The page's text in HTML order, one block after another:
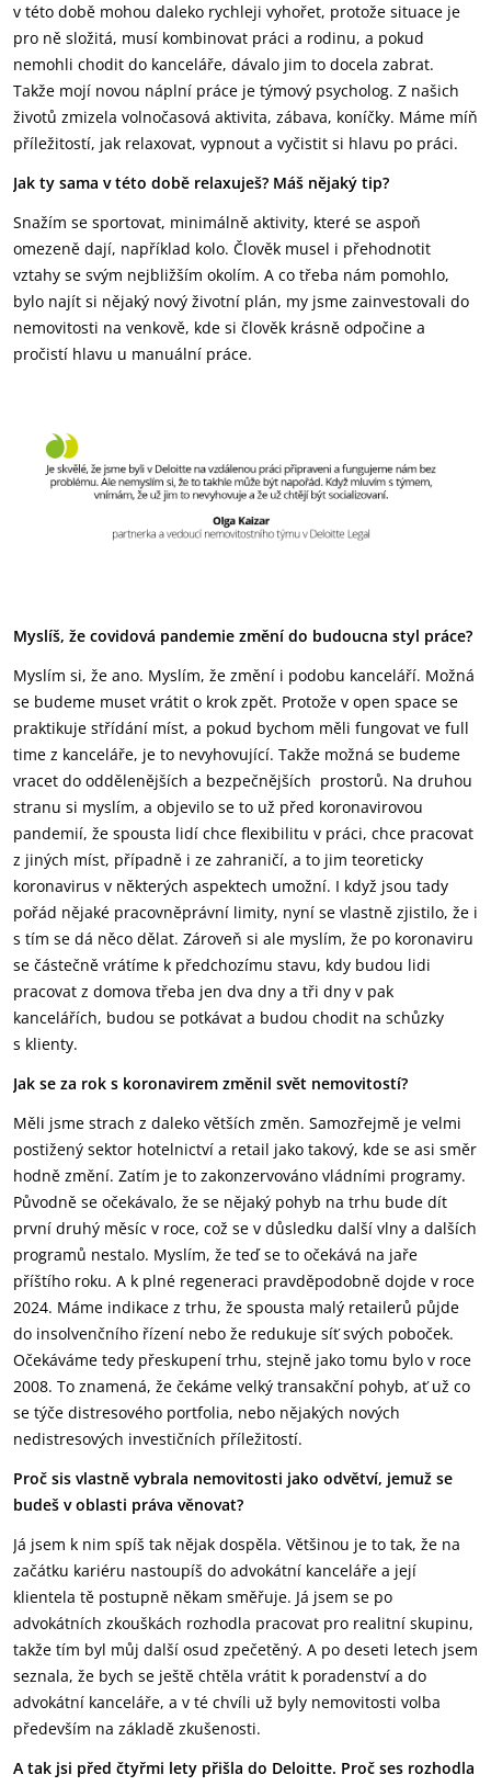
v této době mohou daleko rychleji vyhořet, protože situace je
pro ně složitá, musí kombinovat práci a rodinu, a pokud
nemohli chodit do kanceláře, dávalo jim to docela zabrat.
Takže mojí novou náplní práce je týmový psycholog. Z našich
životů zmizela volnočasová aktivita, zábava, koníčky. Máme míň
příležitostí, jak relaxovat, vypnout a vyčistit si hlavu po práci.
Jak ty sama v této době relaxuješ? Máš nějaký tip?
Snažím se sportovat, minimálně aktivity, které se aspoň
omezeně dají, například kolo. Člověk musel i přehodnotit
vztahy se svým nejbližším okolím. A co třeba nám pomohlo,
bylo najít si nějaký nový životní plán, my jsme zainvestovali do
nemovitosti na venkově, kde si člověk krásně odpočine a
pročistí hlavu u manuální práce.
Myslíš, že covidová pandemie změní do budoucna styl práce?
Myslím si, že ano. Myslím, že změní i podobu kanceláří. Možná
se budeme muset vrátit o krok zpět. Protože v open space se
praktikuje střídání míst, a pokud bychom měli fungovat ve full
time z kanceláře, je to nevyhovující. Takže možná se budeme
vracet do oddělenějších a bezpečnějších prostorů. Na druhou
stranu si myslím, a objevilo se to už před koronavirovou
pandemií, že spousta lidí chce flexibilitu v práci, chce pracovat
z jiných míst, případně i ze zahraničí, a to jim teoreticky
koronavirus v některých aspektech umožní. I když jsou tady
pořád nějaké pracovněprávní limity, nyní se vlastně zjistilo, že i
s tím se dá něco dělat. Zároveň si ale myslím, že po koronaviru
se částečně vrátíme k předchozímu stavu, kdy budou lidi
pracovat z domova třeba jen dva dny a tři dny v pak
kancelářích, budou se potkávat a budou chodit na schůzky
s klienty.
Jak se za rok s koronavirem změnil svět nemovitostí?
Měli jsme strach z daleko větších změn. Samozřejmě je velmi
postižený sektor hotelnictví a retail jako takový, kde se asi směr
hodně změní. Zatím je to zakonzervováno vládními programy.
Původně se očekávalo, že se nějaký pohyb na trhu bude dít
první druhý měsíc v roce, což se v důsledku další vlny a dalších
programů nestalo. Myslím, že teď se to očekává na jaře
příštího roku. A k plné regeneraci pravděpodobně dojde v roce
2024. Máme indikace z trhu, že spousta malý retailerů půjde
do insolvenčního řízení nebo že redukuje síť svých poboček.
Očekáváme tedy přeskupení trhu, stejně jako tomu bylo v roce
2008. To znamená, že čekáme velký transakční pohyb, ať už co
se týče distresového portfolia, nebo nějakých nových
nedistresových investičních příležitostí.
Proč sis vlastně vybrala nemovitosti jako odvětví, jemuž se
budeš v oblasti práva věnovat?
Já jsem k nim spíš tak nějak dospěla. Většinou je to tak, že na
začátku kariéru nastoupíš do advokátní kanceláře a její
klientela tě postupně někam směřuje. Já jsem se po
advokátních zkouškách rozhodla pracovat pro realitní skupinu,
takže tím byl můj další osud zpečetěný. A po deseti letech jsem
seznala, že bych se ještě chtěla vrátit k poradenství a do
advokátní kanceláře, a v té chvíli už byly nemovitosti volba
především na základě zkušenosti.
A tak jsi před čtyřmi lety přišla do Deloitte. Proč ses rozhodla